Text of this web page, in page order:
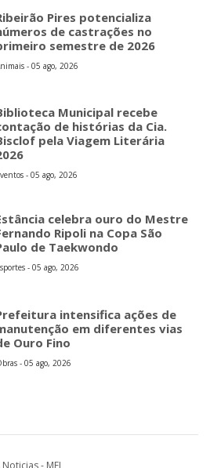
Pires potencializa
de castrações no
semestre de 2026
- 05 ago, 2026
Municipal recebe
de histórias da Cia.
pela Viagem Literária
- 05 ago, 2026
celebra ouro do Mestre
Ripoli na Copa São
de Taekwondo
- 05 ago, 2026
intensifica ações de
em diferentes vias
Ouro Fino
- 05 ago, 2026
- MEI